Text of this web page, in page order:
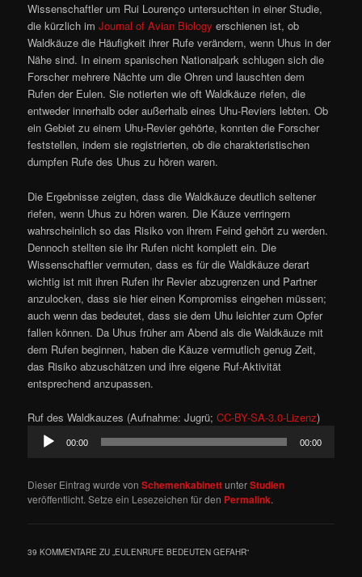
Wissenschaftler um Rui Lourenço untersuchten in einer Studie,
die kürzlich imJournal of Avian Biology erschienen ist, ob
Waldkäuze die Häufigkeit ihrer Rufe verändern, wenn Uhus in der
Nähe sind. In einem spanischen Nationalpark schlugen sich die
Forscher mehrere Nächte um die Ohren und lauschten dem
Rufen der Eulen. Sie notierten wie oft Waldkäuze riefen, die
entweder innerhalb oder außerhalb eines Uhu-Reviers lebten. Ob
ein Gebiet zu einem Uhu-Revier gehörte, konnten die Forscher
feststellen, indem sie registrierten, ob die charakteristischen
dumpfen Rufe des Uhus zu hören waren.
Die Ergebnisse zeigten, dass die Waldkäuze deutlich seltener
riefen, wenn Uhus zu hören waren. Die Käuze verringern
wahrscheinlich so das Risiko von ihrem Feind gehört zu werden.
Dennoch stellten sie ihr Rufen nicht komplett ein. Die
Wissenschaftler vermuten, dass es für die Waldkäuze derart
wichtig ist mit ihren Rufen ihr Revier abzugrenzen und Partner
anzulocken, dass sie hier einen Kompromiss eingehen müssen;
auch wenn das bedeutet, dass sie dem Uhu leichter zum Opfer
fallen können. Da Uhus früher am Abend als die Waldkäuze mit
dem Rufen beginnen, haben die Käuze vermutlich genug Zeit,
das Risiko abzuschätzen und ihre eigene Ruf-Aktivität
entsprechend anzupassen.
Ruf des Waldkauzes (Aufnahme: Jugrü;CC-BY-SA-3.0-Lizenz)
Audio-
Player
00:00 00:00
Dieser Eintrag wurde vonSchemenkabinettunterStudien
veröffentlicht. Setze ein Lesezeichen für den Permalink.
39 KOMMENTARE ZU „EULENRUFE BEDEUTEN GEFAHR“